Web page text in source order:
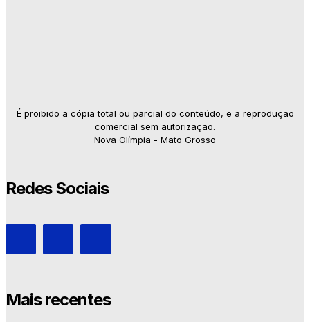
É proibido a cópia total ou parcial do conteúdo, e a reprodução
comercial sem autorização.
Nova Olímpia - Mato Grosso
Redes Sociais
Mais recentes